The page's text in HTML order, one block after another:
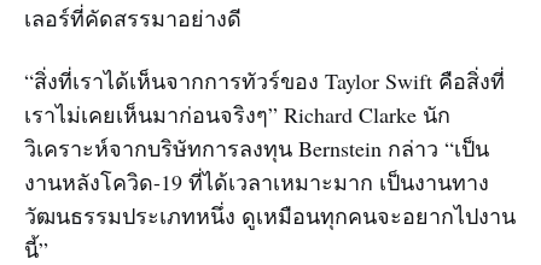
เลอร์ที่คัดสรรมาอย่างดี
“สิ่งที่เราได้เห็นจากการทัวร์ของ Taylor Swift คือสิ่งที่
เราไม่เคยเห็นมาก่อนจริงๆ” Richard Clarke นัก
วิเคราะห์จากบริษัทการลงทุน Bernstein กล่าว “เป็น
งานหลังโควิด-19 ที่ได้เวลาเหมาะมาก เป็นงานทาง
วัฒนธรรมประเภทหนึ่ง ดูเหมือนทุกคนจะอยากไปงาน
นี้”